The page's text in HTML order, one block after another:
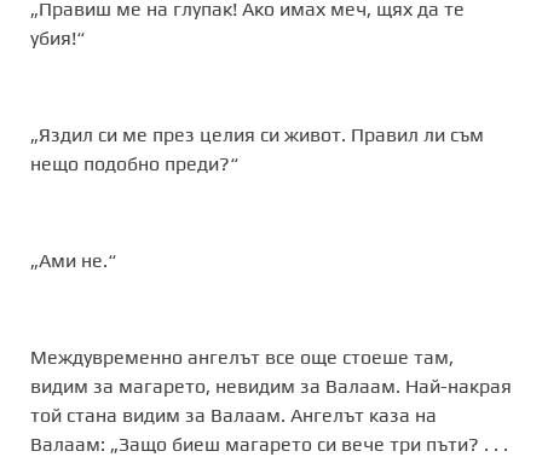
„Правиш ме на глупак! Ако имах меч, щях да те
убия!“
„Яздил си ме през целия си живот. Правил ли съм
нещо подобно преди?“
„Ами не.“
Междувременно ангелът все още стоеше там,
видим за магарето, невидим за Валаам. Най-накрая
той стана видим за Валаам. Ангелът каза на
Валаам: „Защо биеш магарето си вече три пъти? . . .